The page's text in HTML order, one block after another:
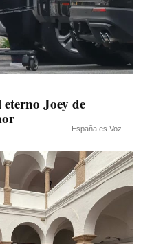
Joey de
España es Voz